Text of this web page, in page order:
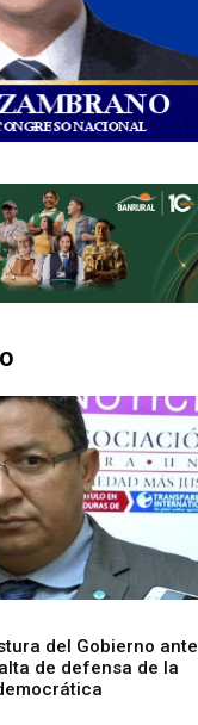
del Gobierno ante
de defensa de la